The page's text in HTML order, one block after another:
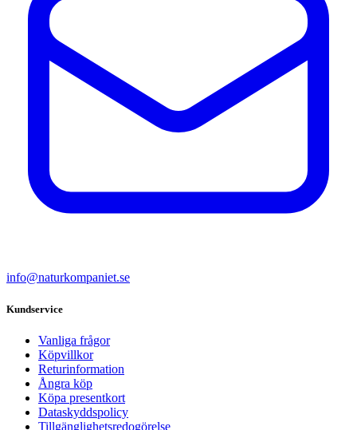
info@naturkompaniet.se
Kundservice
Vanliga frågor
Köpvillkor
Returinformation
Ångra köp
Köpa presentkort
Dataskyddspolicy
Tillgänglighetsredogörelse